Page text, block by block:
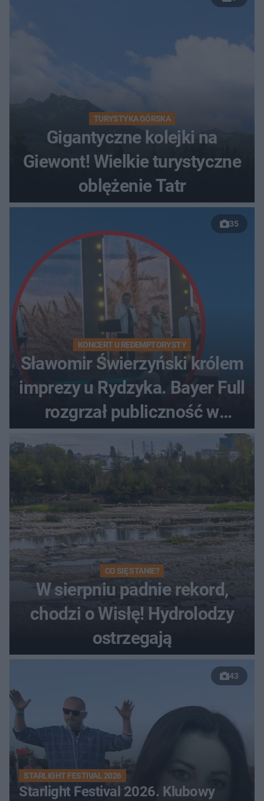
TURYSTYKA GÓRSKA
Gigantyczne kolejki na
Giewont! Wielkie turystyczne
oblężenie Tatr
35
KONCERT U REDEMPTORYSTY
Sławomir Świerzyński królem
imprezy u Rydzyka. Bayer Full
rozgrzał publiczność w
Toruniu
CO SIĘ STANIE?
W sierpniu padnie rekord,
chodzi o Wisłę! Hydrolodzy
ostrzegają
43
STARLIGHT FESTIVAL 2026
Starlight Festival 2026. Klubowy